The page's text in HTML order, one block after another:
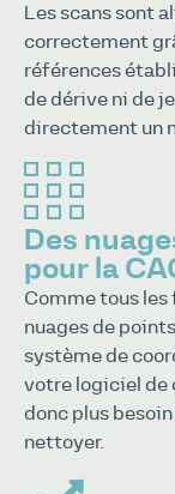
Les scans sont
correctement
références
de dérive ni de
directement un
Des
pour la
Comme tous
nuages de
système de
votre logiciel de
donc plus
nettoyer.